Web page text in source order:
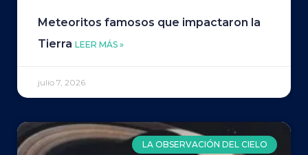
Meteoritos famosos que impactaron la
Tierra LEER MÁS »
julio 7, 2026
LA OBSERVACIÓN DEL CIELO